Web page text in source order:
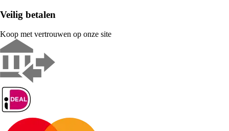
Veilig betalen
Koop met vertrouwen op onze site